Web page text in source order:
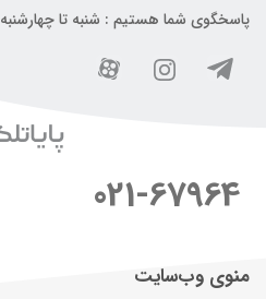
پاسخگوی شما هستیم : شنبه تا چهارشنبه 9:00-17:30 . پنج شنبه 9:00-14:00
021-67964
منوی وب‌سایت